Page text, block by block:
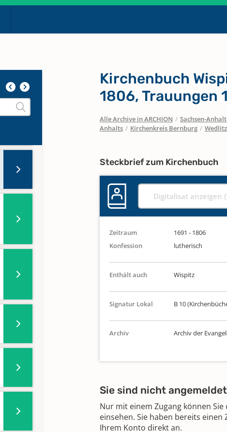
Kirchenbuch
1806, Trauungen
Alle Archive in ARCHION / Sachsen-Anhalt
Anhalts / Kirchenkreis Bernburg / Wedlitz
Steckbrief zum Kirchenbuch
Digitalisat anzeigen
Zeitraum
1691 - 1806
Konfession
lutherisch
Enthält auch Wispitz
Signatur Lokal B 10
Archiv Archiv der
Sie sind nicht
Nur mit einem Zugang können
einsehen. Sie haben bereits einen
Ihrem Konto direkt an.